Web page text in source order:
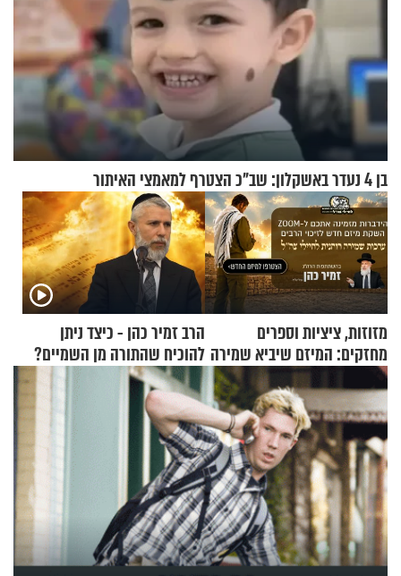
בן 4 נעדר באשקלון: שב"כ הצטרף למאמצי האיתור
מזוזות, ציציות וספרים
מחזקים: המיזם שיביא שמירה
רוחנית לאלפי חיילי צה"ל
הרב זמיר כהן - כיצד ניתן
להוכיח שהתורה מן השמיים?